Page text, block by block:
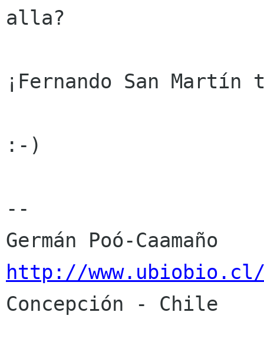
alla?
¡Fernando San
:-)
--
http://www.ubiobio.cl/
Concepción - Chile